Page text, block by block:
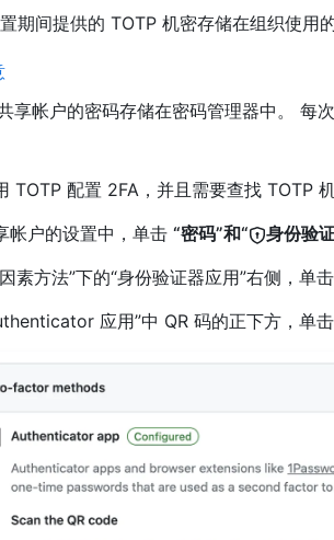
期间提供的 TOTP 机密存储在组织使用
享帐户的密码存储在密码管理器中。 每
TOTP 配置 2FA，并且需要查找 TOTP
帐户的设置中，单击 “密码”和“ 身份验
素方法”下的“身份验证器应用”右侧，单击
应用”中 QR 码的正下方，单击